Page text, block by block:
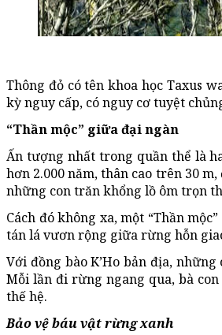
Thông đỏ có tên khoa học Taxus
kỳ nguy cấp, có nguy cơ tuyệt
“Thần mộc” giữa đại ngàn
Ấn tượng nhất trong quần thể là
hơn 2.000 năm, thân cao trên 30
những con trăn khổng lồ ôm trọn
Cách đó không xa, một “Thần
tán lá vươn rộng giữa rừng hỗn
Với đồng bào K’Ho bản địa,
Mỗi lần đi rừng ngang qua, bà
thế hệ.
Bảo vệ báu vật rừng xanh